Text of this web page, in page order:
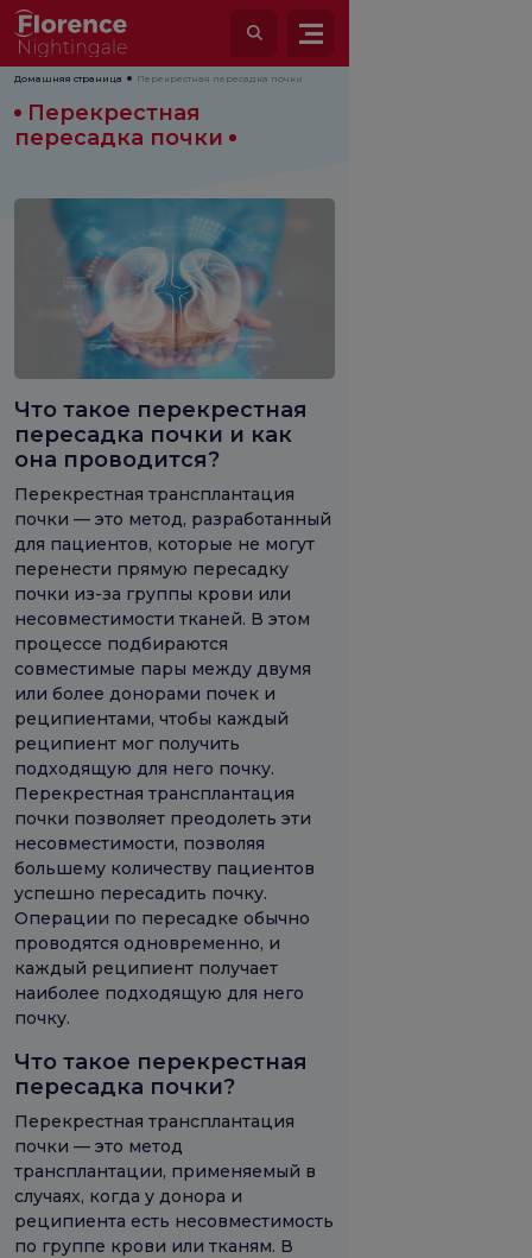
Домашняя страница Перекрестная пересадка почки
Перекрестная
пересадка почки
Что такое перекрестная
пересадка почки и как
она проводится?
Перекрестная трансплантация
почки — это метод, разработанный
для пациентов, которые не могут
перенести прямую пересадку
почки из-за группы крови или
несовместимости тканей. В этом
процессе подбираются
совместимые пары между двумя
или более донорами почек и
реципиентами, чтобы каждый
реципиент мог получить
подходящую для него почку.
Перекрестная трансплантация
почки позволяет преодолеть эти
несовместимости, позволяя
большему количеству пациентов
успешно пересадить почку.
Операции по пересадке обычно
проводятся одновременно, и
каждый реципиент получает
наиболее подходящую для него
почку.
Что такое перекрестная
пересадка почки?
Перекрестная трансплантация
почки — это метод
трансплантации, применяемый в
случаях, когда у донора и
реципиента есть несовместимость
по группе крови или тканям. В